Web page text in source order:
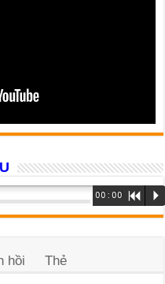
00:00 R P
hồi Thẻ